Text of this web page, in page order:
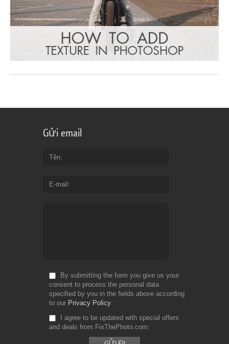
Gửi email
Tên
E-mail
By submitting the form you give us your
consent to process the personal data
specified by you in the fields above according
to our Privacy Policy
I agree to be updated with special offers
and deals from FixThePhoto.com